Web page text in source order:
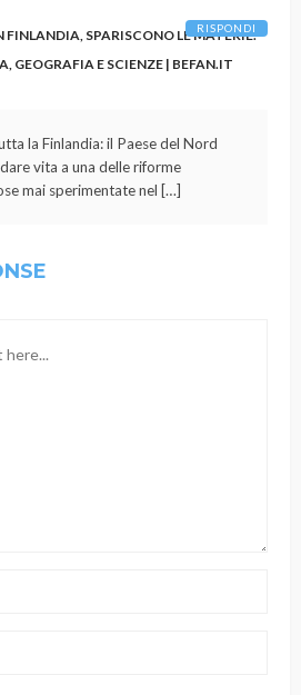
SPARISCONO LE MATERIE.
GEOGRAFIA E SCIENZE | BEFAN.IT
la Finlandia: il Paese del Nord
vita a una delle riforme
mai sperimentate nel […]
RISPONDI